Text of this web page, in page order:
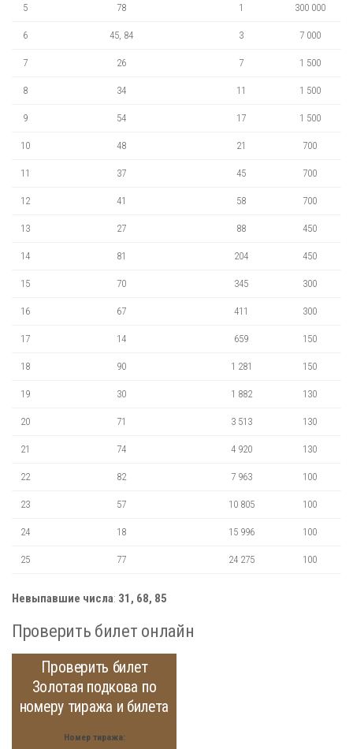
5 78 1 300 000
6 45, 84 3 7 000
7 26 7 1 500
8 34 11 1 500
9 54 17 1 500
10 48 21 700
11 37 45 700
12 41 58 700
13 27 88 450
14 81 204 450
15 70 345 300
16 67 411 300
17 14 659 150
18 90 1 281 150
19 30 1 882 130
20 71 3 513 130
21 74 4 920 130
22 82 7 963 100
23 57 10 805 100
24 18 15 996 100
25 77 24 275 100
Невыпавшие числа: 31, 68, 85
Проверить билет онлайн
Проверить билет
Золотая подкова по
номеру тиража и билета
Номер тиража: